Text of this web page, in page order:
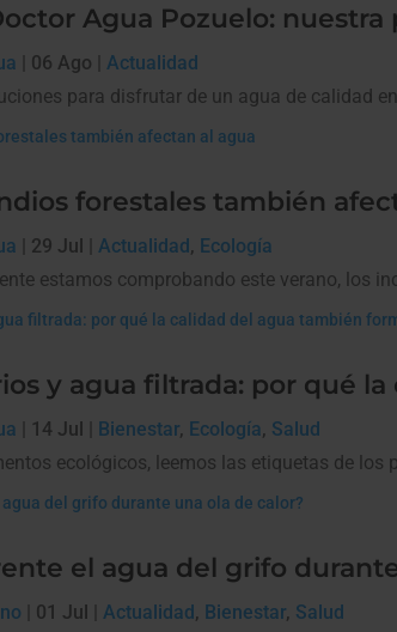
Agua Pozuelo:
06 Ago |Actualidad
para disfrutar de un agua de calidad
forestales también
29 Jul |Actualidad, Ecología
estamos comprobando este verano, los
y agua filtrada: por qué
14 Jul Bienestar, Ecología, Salud
ecológicos, leemos las etiquetas de
el agua del grifo
01 Jul |Actualidad, Bienestar, Salud